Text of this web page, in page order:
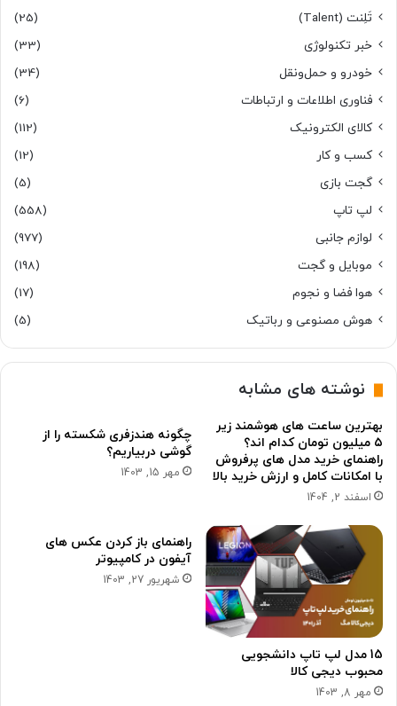
تَلِنت (Talent)
(25)
خبر تکنولوژی
(33)
خودرو و حمل‌و‌نقل
(34)
فناوری اطلاعات و ارتباطات
(6)
کالای الکترونیک
(112)
کسب و کار
(12)
گجت بازی
(5)
لپ تاپ
(558)
لوازم جانبی
(977)
موبایل و گجت
(198)
هوا فضا و نجوم
(17)
هوش مصنوعی و رباتیک
(5)
نوشته های مشابه
بهترین ساعت های هوشمند زیر
۵ میلیون تومان کدام اند؟
راهنمای خرید مدل های پرفروش
با امکانات کامل و ارزش خرید بالا
اسفند 2, 1404
چگونه هندزفری شکسته را از
گوشی دربیاریم؟
مهر 15, 1403
15 مدل لپ تاپ دانشجویی
محبوب دیجی کالا
مهر 8, 1403
راهنمای باز کردن عکس های
آیفون در کامپیوتر
شهریور 27, 1403